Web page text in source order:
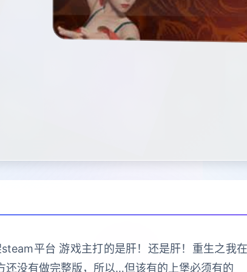
平台 游戏主打的是肝！还是肝！重生之我
没有做完整版，所以…但该有的上堡必须有的